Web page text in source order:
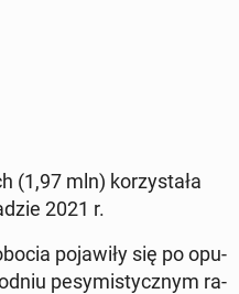
(1,97 mln) ko­rzy­sta­ła
2021 r.
po­ja­wi­ły się po opu­
pe­sy­mi­stycz­nym ra­